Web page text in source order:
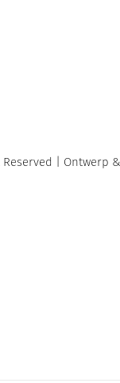
Reserved | Ontwerp